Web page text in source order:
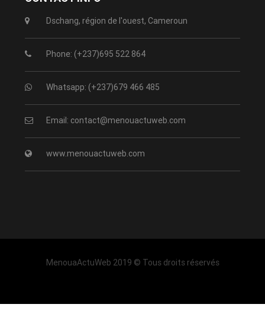
Dschang, région de l'ouest, Cameroun
Phone: (+237)695 522 864
Whatsapp: (+237)679 466 485
Email: contact@menouactuweb.com
www.menouactuweb.com
MenouaActuWeb 2019 © Tous droits réservés